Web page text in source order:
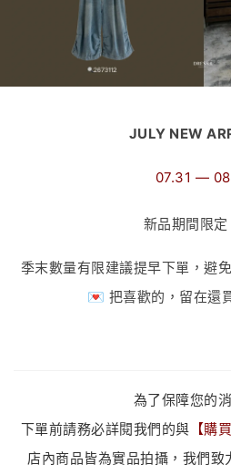
JULY NEW
07.31 —
新品期間限定
季末數量有限建議提早下單，避
💌 把喜歡的，留在還
為了保障您的
下單前請務必詳閱我們的與 【購
店內商品皆為實品拍攝，我們